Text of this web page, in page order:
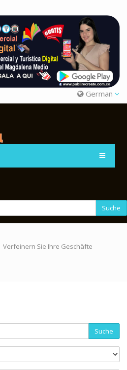
German
Suche
Verfeinern Sie Ihre Geschäfte
Suche